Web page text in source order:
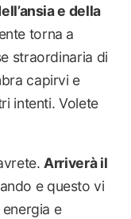
e della
torna a
straordinaria di
capirvi e
intenti. Volete
Arriverà il
e questo vi
e